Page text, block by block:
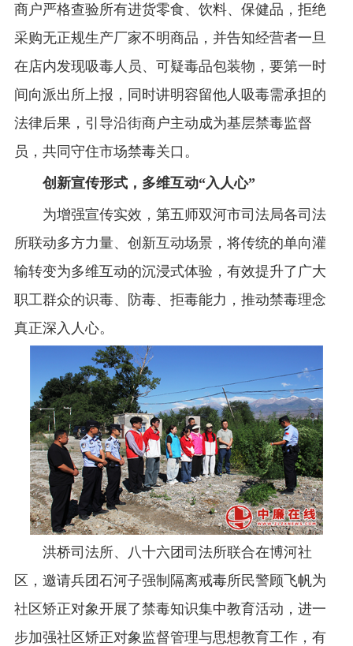
商户严格查验所有进货零食、饮料、保健品，拒绝
采购无正规生产厂家不明商品，并告知经营者一旦
在店内发现吸毒人员、可疑毒品包装物，要第一时
间向派出所上报，同时讲明容留他人吸毒需承担的
法律后果，引导沿街商户主动成为基层禁毒监督
员，共同守住市场禁毒关口。
创新宣传形式，多维互动“入人心”‌
为增强宣传实效，第五师双河市司法局各司法
所联动多方力量、创新互动场景，将传统的单向灌
输转变为多维互动的沉浸式体验，有效提升了广大
职工群众的识毒、防毒、拒毒能力，推动禁毒理念
真正深入人心。
洪桥司法所、八十六团司法所联合在博河社
区，邀请兵团石河子强制隔离戒毒所民警顾飞帆为
社区矫正对象开展了禁毒知识集中教育活动，进一
步加强社区矫正对象监督管理与思想教育工作，有